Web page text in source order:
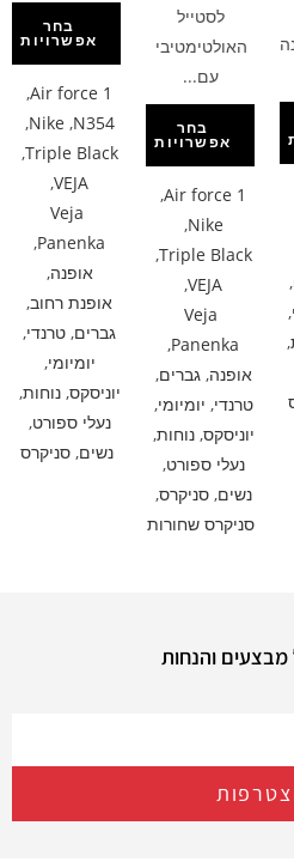
,
,
,
לסטייל
האולטימטיבי
עם...
בחר
אפשרויות
Air force 1
,
Nike
,
Triple Black
,
VEJA
,
Veja
Panenka
,
אופנה,גברים,
טרנדי, יומיומי,
יוניסקס,נוחות,
נעלי ספורט,
נשים,סניקרס,
סניקרס שחורות
בחר
אפשרויות
Air force 1
,
N354
,
Nike
,
Triple Black
,
VEJA
,
Veja
Panenka
,
אופנה,
אופנת רחוב,
גברים, טרנדי,
יומיומי,
יוניסקס,נוחות,
נעלי ספורט,
נשים, סניקרס
מבצעים והנחות